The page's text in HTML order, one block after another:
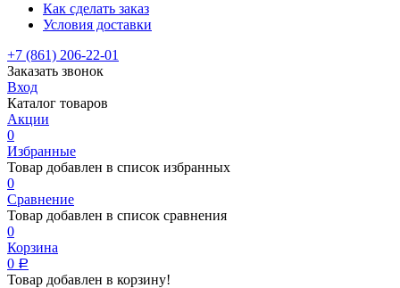
Как сделать заказ
Условия доставки
+7 (861) 206-22-01
Заказать звонок
Вход
Каталог товаров
Акции
0
Избранные
Товар добавлен в список избранных
0
Сравнение
Товар добавлен в список сравнения
0
Корзина
0 Р
Товар добавлен в корзину!